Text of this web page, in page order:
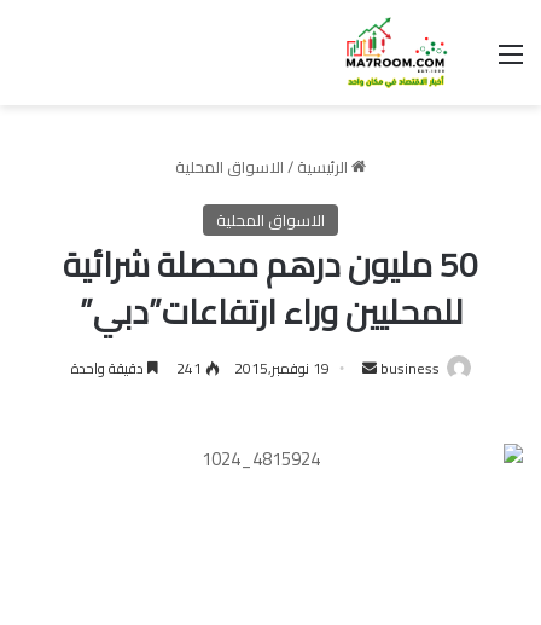
القائمة
الرئيسية/الاسواق المحلية
الاسواق المحلية
50 مليون درهم محصلة شرائية
للمحليين وراء ارتفاعات”دبي”
business
أرسل 19 نوفمبر,2015 241 دقيقة واحدة